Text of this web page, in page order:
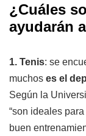
¿Cuáles
ayudarán
1. Tenis: se
muchos es el
Según la
“son ideales
buen